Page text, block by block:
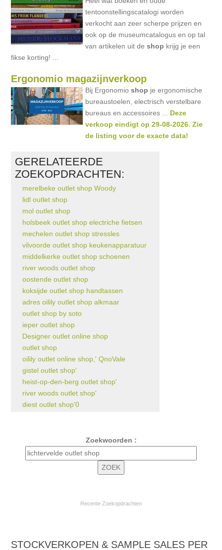
tentoonstellingscatalogi worden
verkocht aan zeer scherpe prijzen en
ook op de museumcatalogus en op tal
van artikelen uit deshop krijg je een
fikse korting! ...
Ergonomio magazijnverkoop
Bij Ergonomioshop je ergonomische
bureaustoelen, electrisch verstelbare
bureaus en accessoires ... Deze
verkoop eindigt op 29-08-2026. Zie
de listing voor de exacte data!
GERELATEERDE
ZOEKOPDRACHTEN:
merelbeke outlet shop Woody
lidl outlet shop
mol outlet shop
holsbeek outlet shop electriche fietsen
mechelen outlet shop stressles
vilvoorde outlet shop keukenapparatuur
middelkerke outlet shop schoenen
river woods outlet shop
oostende outlet shop
koksijde outlet shop handtassen
adres oilily outlet shop alkmaar
outlet shop by soto
ieper outlet shop
Designer outlet online shop
outlet shop
oilily outlet online shop,' QnoVale
gistel outlet shop'
heist-op-den-berg outlet shop'
river woods outlet shop'
diest outlet shop'0
Zoekwoorden :
Recente Zoekopdrachten
STOCKVERKOPEN & SAMPLE SALES PER